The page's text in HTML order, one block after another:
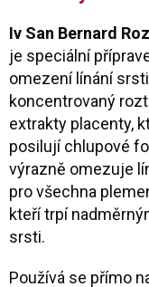
Iv San Bernard
je speciální
omezení línání
koncentrovaný
extrakty placenty,
posilují chlupové
výrazně omezuje
pro všechna
kteří trpí
srsti.
Používá se přímo